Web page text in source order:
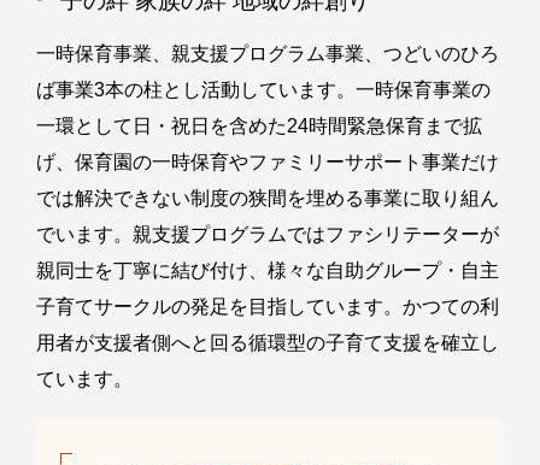
一時保育事業、親支援プログラム事業、つどいのひろ
ば事業3本の柱とし活動しています。一時保育事業の
一環として日・祝日を含めた24時間緊急保育まで拡
げ、保育園の一時保育やファミリーサポート事業だけ
では解決できない制度の狭間を埋める事業に取り組ん
でいます。親支援プログラムではファシリテーターが
親同士を丁寧に結び付け、様々な自助グループ・自主
子育てサークルの発足を目指しています。かつての利
用者が支援者側へと回る循環型の子育て支援を確立し
ています。